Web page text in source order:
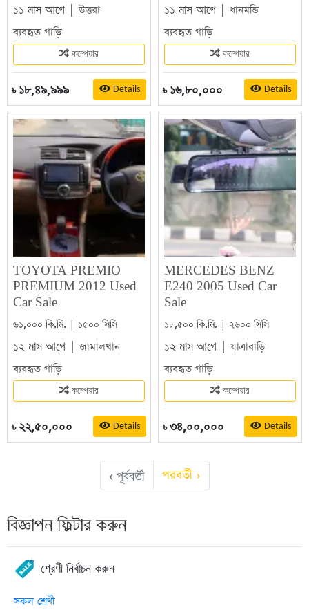
বিজ্ঞাপন ফিল্টার করুন
শ্রেণী নির্বাচন করুন
সকল শ্রেণী
১১ মাস আগে |উত্তরা
ব্যবহৃত গাড়ি
কম্পেয়ার
৳ ১৮,৪৯,৯৯৯ Details
১১ মাস আগে | ধানমন্ডি
ব্যবহৃত গাড়ি
কম্পেয়ার
৳ ১৬,৮০,০০০ Details
TOYOTA PREMIO
PREMIUM 2012 Used
Car Sale
৬১,০০০ কি.মি. | ১৫০০ সিসি
১২ মাস আগে |জামালখান
ব্যবহৃত গাড়ি
কম্পেয়ার
৳ ২২,৫০,০০০ Details
MERCEDES BENZ
E240 2005 Used Car
Sale
১৮,৫০০ কি.মি. | ২৬০০ সিসি
১২ মাস আগে |যাত্রাবাড়ি
ব্যবহৃত গাড়ি
কম্পেয়ার
৳ ৩৪,০০,০০০ Details
‹ পূর্ববর্তী পরবর্তী ›